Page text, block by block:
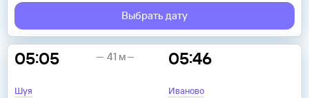
Выбрать дату
05:05
Шуя
05:46
Иваново
41 м